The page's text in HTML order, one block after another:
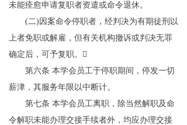
未能痊愈申请复职者资遣或命令退休。
(二) 因案命令停职者，经判决为有期徒刑以
上者免职或解雇，但有关机构撤诉或判决无罪
确定后，可予复职。

第六条 本学会员工于停职期间，停发一切
薪津，其服务年限以中断计。
第七条 本学会员工离职，除当然解职及命
令解职未能办理交接手续者外，均应办理交接